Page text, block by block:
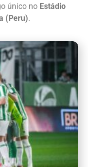
único no Estádio
(Peru).